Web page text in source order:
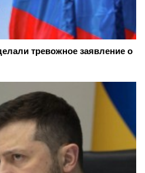
тревожное заявление о